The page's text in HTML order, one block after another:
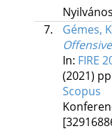
7.
Gémes,
In: FIRE
(2021)
Scopus